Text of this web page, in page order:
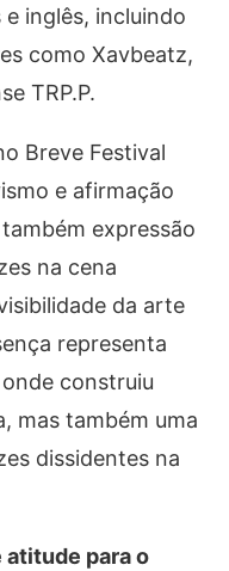
inglês, incluindo
como Xavbeatz,
TRP.P.
Breve Festival
e afirmação
expressão
na cena
da arte
representa
construiu
mas também uma
dissidentes na
atitude para o